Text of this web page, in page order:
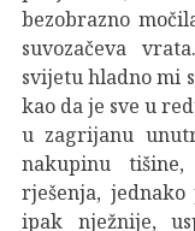
bezobrazno
suvozačeva
svijetu hladno mi
kao da je sve u
u zagrijanu
nakupinu
rješenja,
ipak nježnije,